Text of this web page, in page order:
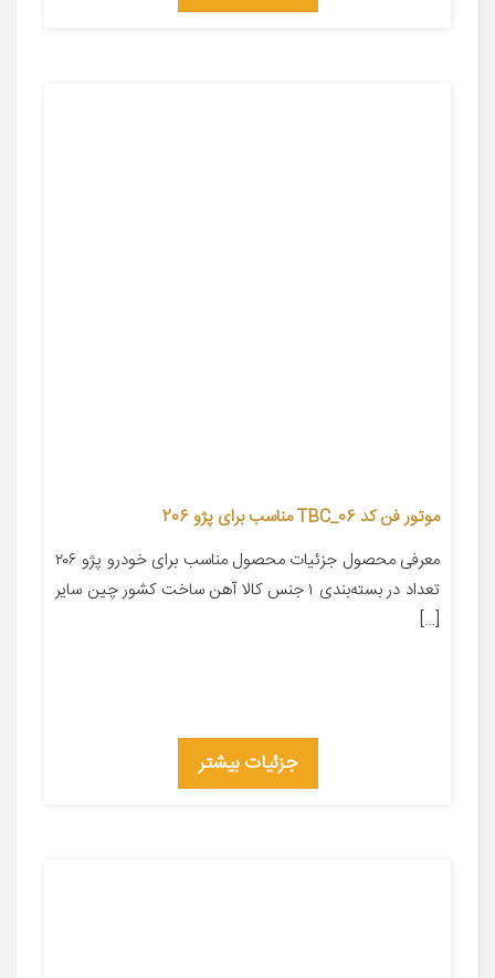
موتور فن کد TBC_06 مناسب برای پژو 206
معرفی محصول جزئیات محصول مناسب برای خودرو پژو ۲۰۶
تعداد در بسته‌بندی ۱ جنس کالا آهن ساخت کشور چین سایر
[…]
جزئیات بیشتر